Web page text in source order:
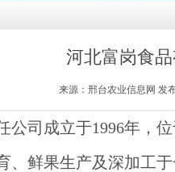
河北富岗食
来源：邢台农业信息网 发
公司成立于1996年，
、鲜果生产及深加工